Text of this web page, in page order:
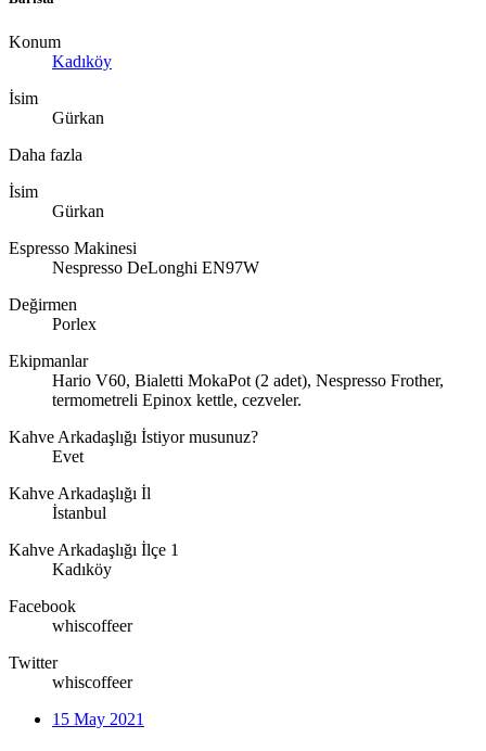
Konum
Kadıköy
İsim
Gürkan
Daha fazla
İsim
Gürkan
Espresso Makinesi
Nespresso DeLonghi EN97W
Değirmen
Porlex
Ekipmanlar
Hario V60, Bialetti MokaPot (2 adet), Nespresso Frother,
termometreli Epinox kettle, cezveler.
Kahve Arkadaşlığı İstiyor musunuz?
Evet
Kahve Arkadaşlığı İl
İstanbul
Kahve Arkadaşlığı İlçe 1
Kadıköy
Facebook
whiscoffeer
Twitter
whiscoffeer
15 May 2021